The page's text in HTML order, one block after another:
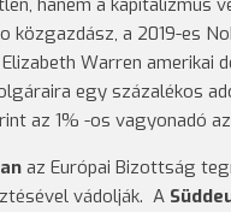
hanem a kapitalizmus
a 2019-es
Elizabeth Warren
egy százalékos
az 1% -os vagyonadó
az Európai Bizottság
vádolják. A